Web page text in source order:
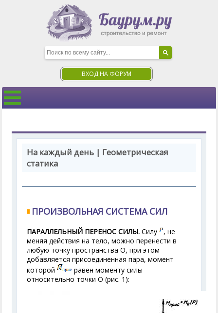
ВХОД НА ФОРУМ
На каждый день | Геометрическая
статика
ПРОИЗВОЛЬНАЯ СИСТЕМА СИЛ
ПАРАЛЛЕЛЬНЫЙ ПЕРЕНОС СИЛЫ. Силу , не
меняя действия на тело, можно перенести в
любую точку пространства О, при этом
добавляется присоединенная пара, момент
которой
равен моменту силы
относительно точки О (рис. 1):